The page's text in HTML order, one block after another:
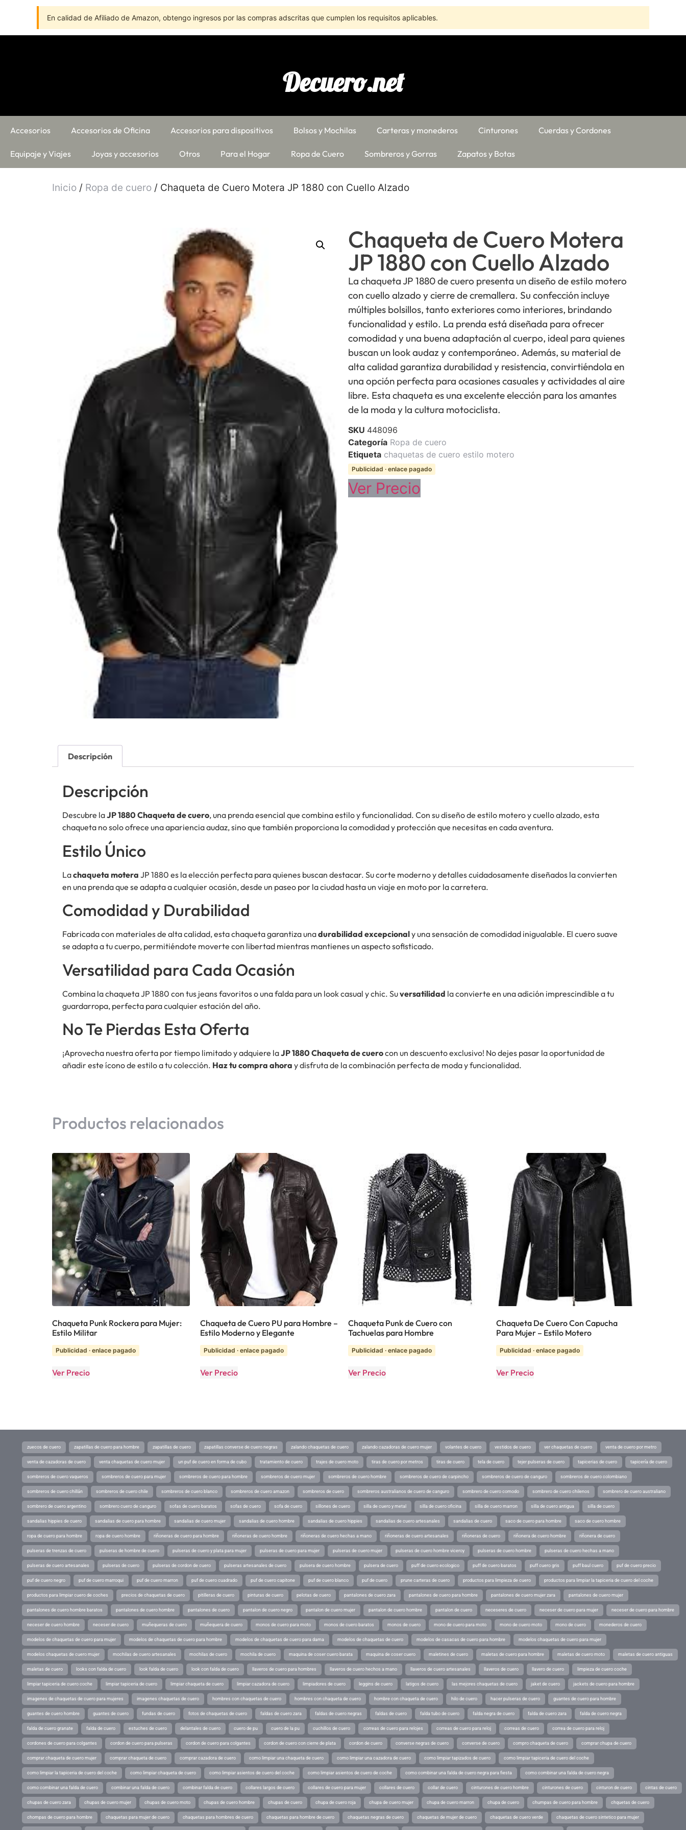
En calidad de Afiliado de Amazon, obtengo ingresos por las compras adscritas que cumplen los requisitos aplicables.
Decuero.net
Accesorios Accesorios de Oficina Accesorios para dispositivos Bolsos y Mochilas Carteras y monederos Cinturones Cuerdas y Cordones
Equipaje y Viajes Joyas y accesorios Otros Para el Hogar Ropa de Cuero Sombreros y Gorras Zapatos y Botas
Inicio / Ropa de cuero / Chaqueta de Cuero Motera JP 1880 con Cuello Alzado
Chaqueta de Cuero Motera
JP 1880 con Cuello Alzado
La chaqueta JP 1880 de cuero presenta un diseño de estilo motero
con cuello alzado y cierre de cremallera. Su confección incluye
múltiples bolsillos, tanto exteriores como interiores, brindando
funcionalidad y estilo. La prenda está diseñada para ofrecer
comodidad y una buena adaptación al cuerpo, ideal para quienes
buscan un look audaz y contemporáneo. Además, su material de
alta calidad garantiza durabilidad y resistencia, convirtiéndola en
una opción perfecta para ocasiones casuales y actividades al aire
libre. Esta chaqueta es una excelente elección para los amantes
de la moda y la cultura motociclista.
SKU 448096
Categoría Ropa de cuero
Etiqueta chaquetas de cuero estilo motero
Publicidad · enlace pagado
Ver Precio
Descripción
Descripción
Descubre laJP 1880 Chaqueta de cuero, una prenda esencial que combina estilo y funcionalidad. Con su diseño de estilo motero y cuello alzado, esta
chaqueta no solo ofrece una apariencia audaz, sino que también proporciona la comodidad y protección que necesitas en cada aventura.
Estilo Único
Lachaqueta motera JP 1880 es la elección perfecta para quienes buscan destacar. Su corte moderno y detalles cuidadosamente diseñados la convierten
en una prenda que se adapta a cualquier ocasión, desde un paseo por la ciudad hasta un viaje en moto por la carretera.
Comodidad y Durabilidad
Fabricada con materiales de alta calidad, esta chaqueta garantiza unadurabilidad excepcionaly una sensación de comodidad inigualable. El cuero suave
se adapta a tu cuerpo, permitiéndote moverte con libertad mientras mantienes un aspecto sofisticado.
Versatilidad para Cada Ocasión
Combina la chaqueta JP 1880 con tus jeans favoritos o una falda para un look casual y chic. Suversatilidad la convierte en una adición imprescindible a tu
guardarropa, perfecta para cualquier estación del año.
No Te Pierdas Esta Oferta
¡Aprovecha nuestra oferta por tiempo limitado y adquiere laJP 1880 Chaqueta de cuerocon un descuento exclusivo! No dejes pasar la oportunidad de
añadir este ícono de estilo a tu colección. Haz tu compra ahora y disfruta de la combinación perfecta de moda y funcionalidad.
Productos relacionados
Chaqueta Punk Rockera para Mujer:
Estilo Militar
Publicidad · enlace pagado
Ver Precio
Chaqueta de Cuero PU para Hombre –
Estilo Moderno y Elegante
Publicidad · enlace pagado
Ver Precio
Chaqueta Punk de Cuero con
Tachuelas para Hombre
Publicidad · enlace pagado
Ver Precio
Chaqueta De Cuero Con Capucha
Para Mujer – Estilo Motero
Publicidad · enlace pagado
Ver Precio
zuecos de cuero zapatillas de cuero para hombre zapatillas de cuero zapatillas converse de cuero negras zalando chaquetas de cuero zalando cazadoras de cuero mujer volantes de cuero vestidos de cuero ver chaquetas de cuero venta de cuero por metro
venta de cazadoras de cuero venta chaquetas de cuero mujer un puf de cuero en forma de cubo tratamiento de cuero trajes de cuero moto tiras de cuero por metros tiras de cuero tela de cuero tejer pulseras de cuero tapicerias de cuero tapicería de cuero
sombreros de cuero vaqueros sombreros de cuero para mujer sombreros de cuero para hombre sombreros de cuero mujer sombreros de cuero hombre sombreros de cuero de carpincho sombreros de cuero de canguro sombreros de cuero colombiano
sombreros de cuero chillán sombreros de cuero chile sombreros de cuero blanco sombreros de cuero amazon sombreros de cuero sombreros australianos de cuero de canguro sombrero de cuero comodo sombrero de cuero chilenos sombrero de cuero australiano
sombrero de cuero argentino sombrero cuero de canguro sofas de cuero baratos sofas de cuero sofa de cuero sillones de cuero silla de cuero y metal silla de cuero oficina silla de cuero marron silla de cuero antigua silla de cuero
sandalias hippies de cuero sandalias de cuero para hombre sandalias de cuero mujer sandalias de cuero hombre sandalias de cuero hippies sandalias de cuero artesanales sandalias de cuero saco de cuero para hombre saco de cuero hombre
ropa de cuero para hombre ropa de cuero hombre riñoneras de cuero para hombre riñoneras de cuero hombre riñoneras de cuero hechas a mano riñoneras de cuero artesanales riñoneras de cuero riñonera de cuero hombre riñonera de cuero
pulseras de trenzas de cuero pulseras de hombre de cuero pulseras de cuero y plata para mujer pulseras de cuero para mujer pulseras de cuero mujer pulseras de cuero hombre viceroy pulseras de cuero hombre pulseras de cuero hechas a mano
pulseras de cuero artesanales pulseras de cuero pulseras de cordon de cuero pulseras artesanales de cuero pulsera de cuero hombre pulsera de cuero puff de cuero ecologico puff de cuero baratos puff cuero gris puff baul cuero puf de cuero precio
puf de cuero negro puf de cuero marroqui puf de cuero marron puf de cuero cuadrado puf de cuero capitone puf de cuero blanco puf de cuero prune carteras de cuero productos para limpieza de cuero productos para limpiar la tapiceria de cuero del coche
productos para limpiar cuero de coches precios de chaquetas de cuero pitilleras de cuero pinturas de cuero pelotas de cuero pantalones de cuero zara pantalones de cuero para hombre pantalones de cuero mujer zara pantalones de cuero mujer
pantalones de cuero hombre baratos pantalones de cuero hombre pantalones de cuero pantalon de cuero negro pantalon de cuero mujer pantalon de cuero hombre pantalon de cuero neceseres de cuero neceser de cuero para mujer neceser de cuero para hombre
neceser de cuero hombre neceser de cuero muñequeras de cuero muñequera de cuero monos de cuero para moto monos de cuero baratos monos de cuero mono de cuero para moto mono de cuero moto mono de cuero monederos de cuero
modelos de chaquetas de cuero para mujer modelos de chaquetas de cuero para hombre modelos de chaquetas de cuero para dama modelos de chaquetas de cuero modelos de casacas de cuero para hombre modelos chaquetas de cuero para mujer
modelos chaquetas de cuero mujer mochilas de cuero artesanales mochilas de cuero mochila de cuero maquina de coser cuero barata maquina de coser cuero maletines de cuero maletas de cuero para hombre maletas de cuero moto maletas de cuero antiguas
maletas de cuero looks con falda de cuero look falda de cuero look con falda de cuero llaveros de cuero para hombres llaveros de cuero hechos a mano llaveros de cuero artesanales llaveros de cuero llavero de cuero limpieza de cuero coche
limpiar tapiceria de cuero coche limpiar tapiceria de cuero limpiar chaqueta de cuero limpiar cazadora de cuero limpiadores de cuero leggins de cuero latigos de cuero las mejores chaquetas de cuero jaket de cuero jackets de cuero para hombre
imagenes de chaquetas de cuero para mujeres imagenes chaquetas de cuero hombres con chaquetas de cuero hombres con chaqueta de cuero hombre con chaqueta de cuero hilo de cuero hacer pulseras de cuero guantes de cuero para hombre
guantes de cuero hombre guantes de cuero fundas de cuero fotos de chaquetas de cuero faldas de cuero zara faldas de cuero negras faldas de cuero falda tubo de cuero falda negra de cuero falda de cuero zara falda de cuero negra
falda de cuero granate falda de cuero estuches de cuero delantales de cuero cuero de pu cuero de la pu cuchillos de cuero correas de cuero para relojes correas de cuero para reloj correas de cuero correa de cuero para reloj
cordones de cuero para colgantes cordon de cuero para pulseras cordon de cuero para colgantes cordon de cuero con cierre de plata cordon de cuero converse negras de cuero converse de cuero compro chaqueta de cuero comprar chupa de cuero
comprar chaqueta de cuero mujer comprar chaqueta de cuero comprar cazadora de cuero como limpiar una chaqueta de cuero como limpiar una cazadora de cuero como limpiar tapizados de cuero como limpiar tapiceria de cuero del coche
como limpiar la tapiceria de cuero del coche como limpiar chaqueta de cuero como limpiar asientos de cuero del coche como limpiar asientos de cuero de coche como combinar una falda de cuero negra para fiesta como combinar una falda de cuero negra
como combinar una falda de cuero combinar una falda de cuero combinar falda de cuero collares largos de cuero collares de cuero para mujer collares de cuero collar de cuero cinturones de cuero hombre cinturones de cuero cinturon de cuero cintas de cuero
chupas de cuero zara chupas de cuero mujer chupas de cuero moto chupas de cuero hombre chupas de cuero chupa de cuero roja chupa de cuero mujer chupa de cuero marron chupa de cuero chumpas de cuero para hombre chquetas de cuero
chompas de cuero para hombre chaquetas para mujer de cuero chaquetas para hombres de cuero chaquetas para hombre de cuero chaquetas negras de cuero chaquetas de mujer de cuero chaquetas de cuero verde chaquetas de cuero sintetico para mujer